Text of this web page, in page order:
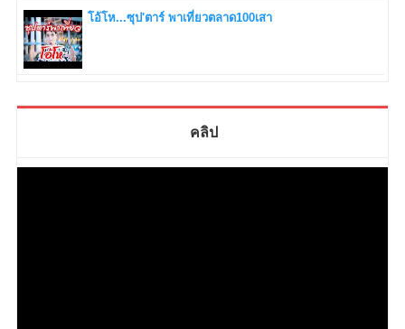
โอ้โห...ซุป'ตาร์ พาเที่ยวตลาด100เสา
คลิป